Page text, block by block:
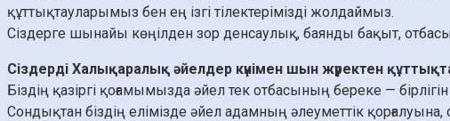
құттықтауларымыз бен ең ізгі тілектерімізді жолдаймыз.
Сіздерге шынайы көңілден зор денсаулық, баянды бақыт,
Сіздерді Халықаралық әйелдер күнімен шын жүректен
Біздің қазіргі қоғамымызда әйел тек отбасының береке —
Сондықтан біздің елімізде әйел адамның әлеуметтік